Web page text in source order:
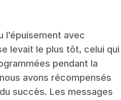
l’épuisement avec
levait le plus tôt, celui qui
pendant la
avons récompensés
succès. Les messages